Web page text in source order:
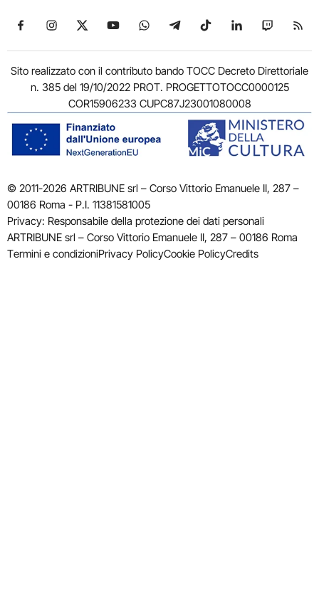
Seguici su Facebook
Seguici su Instagram
Seguici su X
Seguici su YouTube
Seguici su WhatsApp
Seguici su Telegram
Seguici su TikTok
Seguici su
Seguici
Sito realizzato con il contributo bando TOCC Decreto Direttoriale
n. 385 del 19/10/2022 PROT. PROGETTOTOCC0000125
COR15906233 CUPC87J23001080008
© 2011-2026 ARTRIBUNE srl – Corso Vittorio Emanuele II, 287 –
00186 Roma - P.I. 11381581005
Privacy: Responsabile della protezione dei dati personali
ARTRIBUNE srl – Corso Vittorio Emanuele II, 287 – 00186 Roma
Termini e condizioniPrivacy PolicyCookie PolicyCredits